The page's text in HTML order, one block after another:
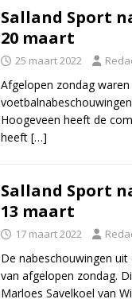
Salland Sport
20 maart
25 maart 2022
Afgelopen zondag
Hoogeveen heeft de
heeft […]
Salland Sport
13 maart
17 maart 2022
De nabeschouwingen
van afgelopen zondag.
Marloes Savelkoel van